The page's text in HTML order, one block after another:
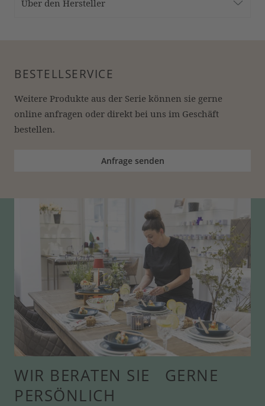
Über den Hersteller
BESTELLSERVICE
Weitere Produkte aus der Serie können sie gerne
online anfragen oder direkt bei uns im Geschäft
bestellen.
Anfrage senden
WIR BERATEN SIE GERNE
PERSÖNLICH